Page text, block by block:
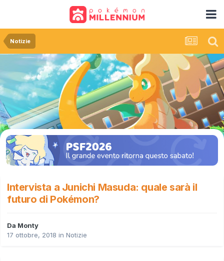
Notizie
Intervista a Junichi Masuda: quale sarà il
futuro di Pokémon?
Da Monty
17 ottobre, 2018 in Notizie